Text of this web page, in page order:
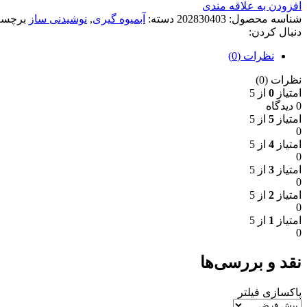
افزودن به علاقه مندی
شناسه محصول: 202830403 دسته: آبمیوه گیری, نوشیدنی ساز
دنبال کردن:
نظرات (0)
نظرات (0)
امتیاز 0 از 5
0 دیدگاه
امتیاز 5 از 5
0
امتیاز 4 از 5
0
امتیاز 3 از 5
0
امتیاز 2 از 5
0
امتیاز 1 از 5
0
نقد و بررسی‌ها
پاکسازی فیلتر